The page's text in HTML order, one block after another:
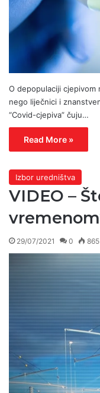
O depopulaciji cjepivom
nego liječnici i
“Covid-cjepiva” čuju…
Read More »
Izbor uredništva
VIDEO –
29/07/2021 0 865